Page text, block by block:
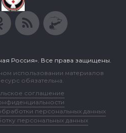
Россия». Все права защищены.
использовании материалов
обязательна.
соглашение
персональных данных
персональных данных